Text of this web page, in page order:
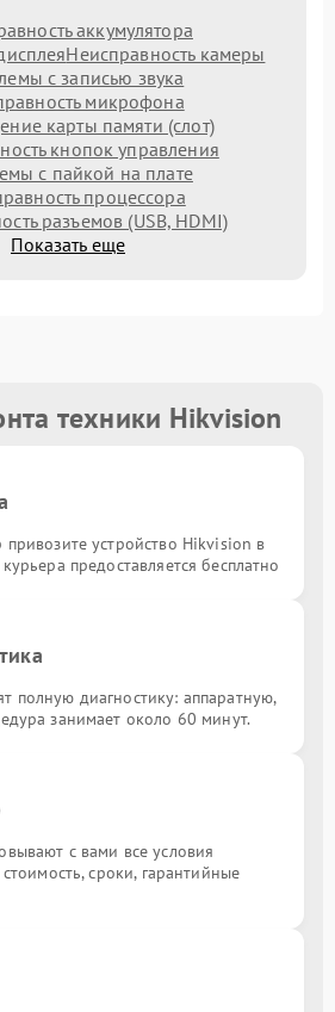
аккумулятора
Неисправность камеры
с записью звука
микрофона
карты памяти (слот)
кнопок управления
с пайкой на плате
процессора
разъемов (USB, HDMI)
Показать еще
техники Hikvision
устройство Hikvision в
предоставляется бесплатно
полную диагностику: аппаратную,
занимает около 60 минут.
с вами все условия
сроки, гарантийные